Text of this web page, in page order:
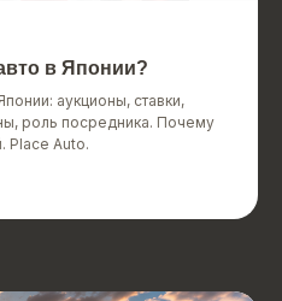
в Японии?
аукционы, ставки,
роль посредника. Почему
Place Auto.